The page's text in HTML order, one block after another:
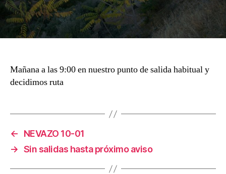
Mañana a las 9:00 en nuestro punto de salida habitual y
decidimos ruta
←
NEVAZO 10-01
→ Sin salidas hasta próximo aviso